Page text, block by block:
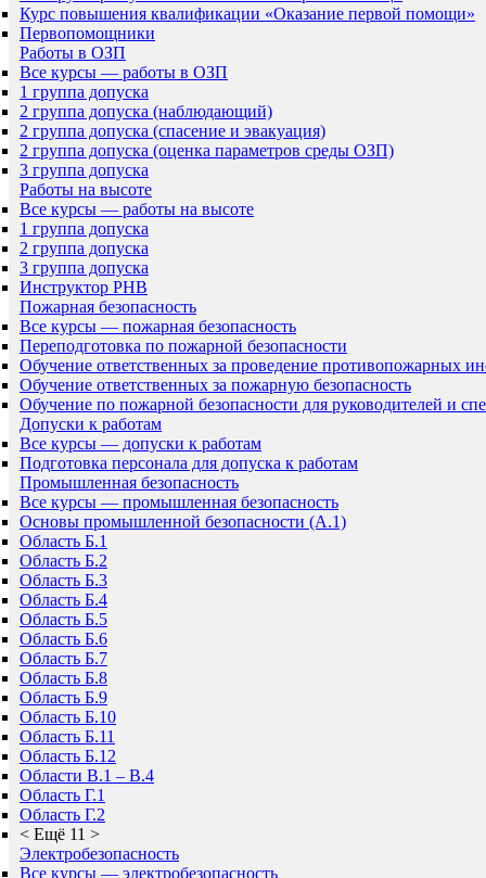
Курс повышения квалификации «Оказание первой помощи»
Первопомощники
Работы в ОЗП
Все курсы — работы в ОЗП
1 группа допуска
2 группа допуска (наблюдающий)
2 группа допуска (спасение и эвакуация)
2 группа допуска (оценка параметров среды ОЗП)
3 группа допуска
Работы на высоте
Все курсы — работы на высоте
1 группа допуска
2 группа допуска
3 группа допуска
Инструктор РНВ
Пожарная безопасность
Все курсы — пожарная безопасность
Переподготовка по пожарной безопасности
Обучение ответственных за проведение противопожарных
Обучение ответственных за пожарную безопасность
Обучение по пожарной безопасности для руководителей и
Допуски к работам
Все курсы — допуски к работам
Подготовка персонала для допуска к работам
Промышленная безопасность
Все курсы — промышленная безопасность
Основы промышленной безопасности (A.1)
Область Б.1
Область Б.2
Область Б.3
Область Б.4
Область Б.5
Область Б.6
Область Б.7
Область Б.8
Область Б.9
Область Б.10
Область Б.11
Область Б.12
Области В.1 – В.4
Область Г.1
Область Г.2
< Ещё 11 >
Электробезопасность
Все курсы — электробезопасность